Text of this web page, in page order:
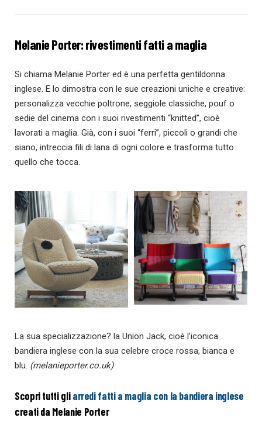
Melanie Porter: rivestimenti fatti a maglia
Si chiama Melanie Porter ed è una perfetta gentildonna
inglese. E lo dimostra con le sue creazioni uniche e creative:
personalizza vecchie poltrone, seggiole classiche, pouf o
sedie del cinema con i suoi rivestimenti “knitted”, cioè
lavorati a maglia. Già, con i suoi “ferri”, piccoli o grandi che
siano, intreccia fili di lana di ogni colore e trasforma tutto
quello che tocca.
La sua specializzazione? la Union Jack, cioè l’iconica
bandiera inglese con la sua celebre croce rossa, bianca e
blu. (melanieporter.co.uk)
Scopri tutti gliarredi fatti a maglia con la bandiera inglese
creati da Melanie Porter